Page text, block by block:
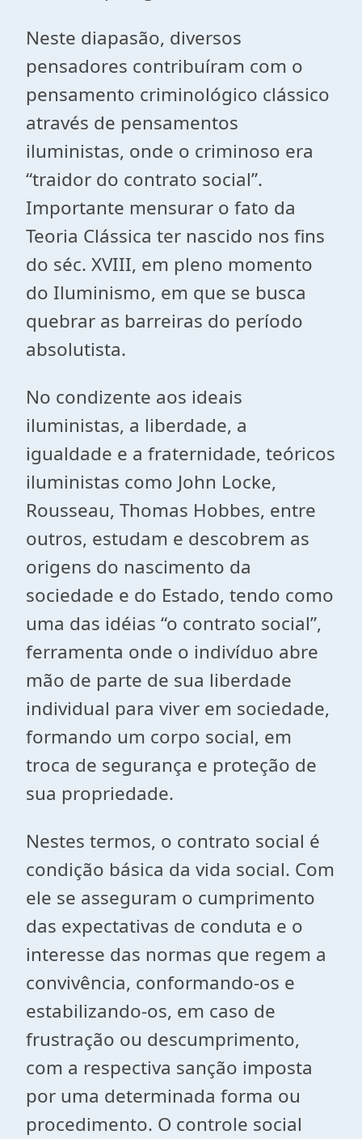
Neste diapasão, diversos
pensadores contribuíram com o
pensamento criminológico clássico
através de pensamentos
iluministas, onde o criminoso era
“traidor do contrato social”.
Importante mensurar o fato da
Teoria Clássica ter nascido nos fins
do séc. XVIII, em pleno momento
do Iluminismo, em que se busca
quebrar as barreiras do período
absolutista.
No condizente aos ideais
iluministas, a liberdade, a
igualdade e a fraternidade, teóricos
iluministas como John Locke,
Rousseau, Thomas Hobbes, entre
outros, estudam e descobrem as
origens do nascimento da
sociedade e do Estado, tendo como
uma das idéias “o contrato social”,
ferramenta onde o indivíduo abre
mão de parte de sua liberdade
individual para viver em sociedade,
formando um corpo social, em
troca de segurança e proteção de
sua propriedade.
Nestes termos, o contrato social é
condição básica da vida social. Com
ele se asseguram o cumprimento
das expectativas de conduta e o
interesse das normas que regem a
convivência, conformando-os e
estabilizando-os, em caso de
frustração ou descumprimento,
com a respectiva sanção imposta
por uma determinada forma ou
procedimento. O controle social